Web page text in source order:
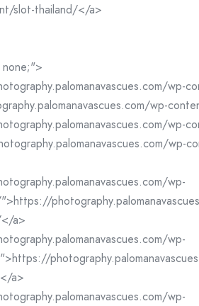
slot-thailand/</a>
wp-
wp-
wp-
wp-
wp-
a>
wp-
a>
wp-